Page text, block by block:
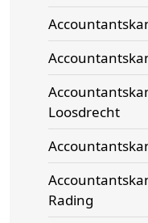
Loosdrecht
Rading